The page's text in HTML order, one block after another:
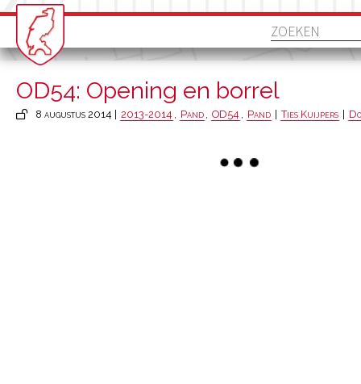
OD54: Opening en borrel
8 augustus 2014 | 2013-2014 , Pand , OD54 , Pand Ties Kuijpers